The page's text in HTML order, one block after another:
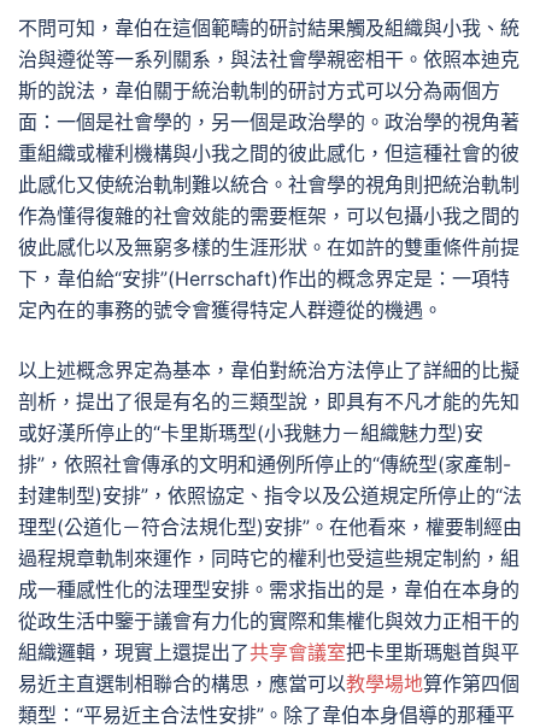
不問可知，韋伯在這個範疇的研討結果觸及組織與小我、統
治與遵從等一系列關系，與法社會學親密相干。依照本迪克
斯的說法，韋伯關于統治軌制的研討方式可以分為兩個方
面：一個是社會學的，另一個是政治學的。政治學的視角著
重組織或權利機構與小我之間的彼此感化，但這種社會的彼
此感化又使統治軌制難以統合。社會學的視角則把統治軌制
作為懂得復雜的社會效能的需要框架，可以包攝小我之間的
彼此感化以及無窮多樣的生涯形狀。在如許的雙重條件前提
下，韋伯給“安排”(Herrschaft)作出的概念界定是：一項特
定內在的事務的號令會獲得特定人群遵從的機遇。
以上述概念界定為基本，韋伯對統治方法停止了詳細的比擬
剖析，提出了很是有名的三類型說，即具有不凡才能的先知
或好漢所停止的“卡里斯瑪型(小我魅力－組織魅力型)安
排”，依照社會傳承的文明和通例所停止的“傳統型(家產制-
封建制型)安排”，依照協定、指令以及公道規定所停止的“法
理型(公道化－符合法規化型)安排”。在他看來，權要制經由
過程規章軌制來運作，同時它的權利也受這些規定制約，組
成一種感性化的法理型安排。需求指出的是，韋伯在本身的
從政生活中鑒于議會有力化的實際和集權化與效力正相干的
組織邏輯，現實上還提出了共享會議室把卡里斯瑪魁首與平
易近主直選制相聯合的構思，應當可以教學場地算作第四個
類型：“平易近主合法性安排”。除了韋伯本身倡導的那種平